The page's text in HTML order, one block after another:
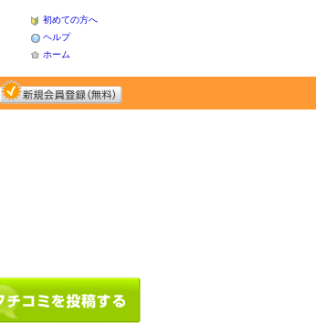
初めての方へ
ヘルプ
ホーム